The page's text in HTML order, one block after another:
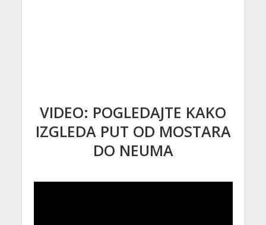
VIDEO: POGLEDAJTE KAKO
IZGLEDA PUT OD MOSTARA
DO NEUMA